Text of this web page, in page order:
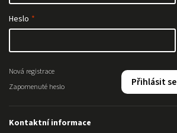
Heslo
Přihlásit se
Nová registrace
Zapomenuté heslo
Kontaktní informace